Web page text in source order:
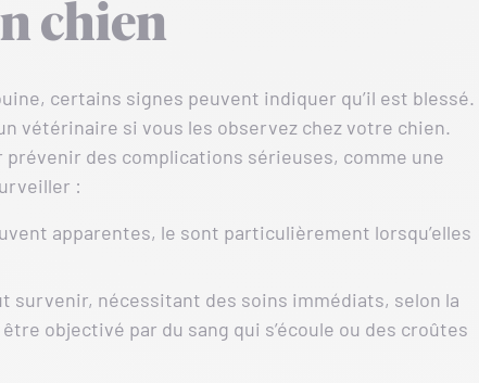
chien
certains signes peuvent indiquer qu’il est blessé.
vétérinaire si vous les observez chez votre chien.
des complications sérieuses, comme une
:
apparentes, le sont particulièrement lorsqu’elles
survenir, nécessitant des soins immédiats, selon la
objectivé par du sang qui s’écoule ou des croûtes